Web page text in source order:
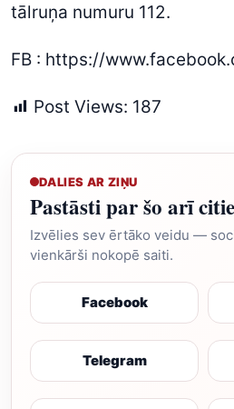
tālruņa numuru 112.
FB : https://
Post Views: 187
DALIES AR ZIŅU
Pastāsti par šo arī
Izvēlies sev ērtāko veidu —
vienkārši nokopē saiti.
Facebook
Telegram